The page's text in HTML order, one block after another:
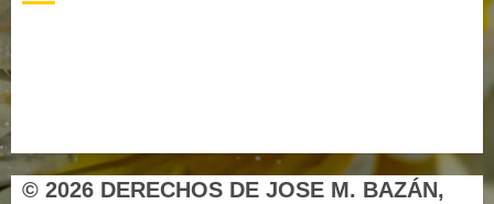
© 2026 DERECHOS DE JOSE M. BAZÁN,